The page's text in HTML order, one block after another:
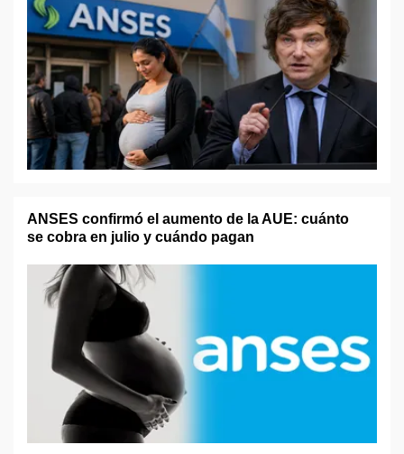
ANSES confirmó el aumento de la AUE: cuánto
se cobra en julio y cuándo pagan